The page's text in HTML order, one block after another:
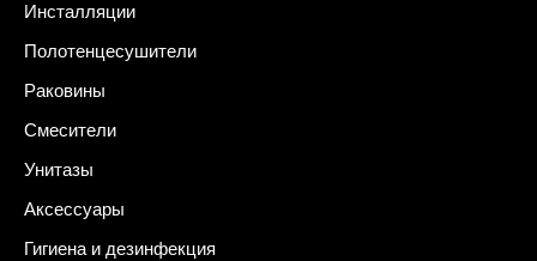
Инсталляции
Полотенцесушители
Раковины
Смесители
Унитазы
Аксессуары
Гигиена и дезинфекция